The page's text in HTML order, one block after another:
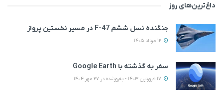
داغ‌ترین‌های روز
جنگنده نسل ششم F-47 در مسیر نخستین پرواز
سفر به گذشته با Google Earth